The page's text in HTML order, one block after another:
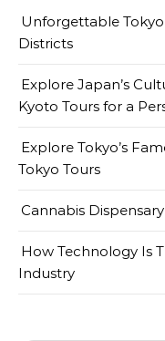
Unforgettable
Districts
Explore Japan’s
Kyoto Tours for a
Explore Tokyo’s
Tokyo Tours
Cannabis
How Technology Is
Industry